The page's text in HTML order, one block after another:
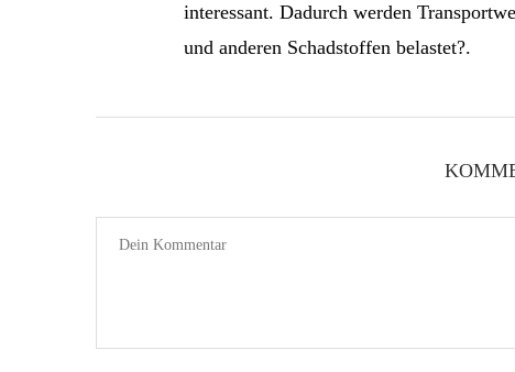
interessant. Dadurch werden
und anderen Schadstoffen belastet?.